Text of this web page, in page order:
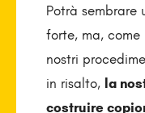
Potrà sembrare
forte, ma,
nostri
in risalto, la
costruire